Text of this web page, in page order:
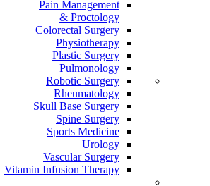
Pain Management
Proctology &
Colorectal Surgery
Physiotherapy
Plastic Surgery
Pulmonology
Robotic Surgery
Rheumatology
Skull Base Surgery
Spine Surgery
Sports Medicine
Urology
Vascular Surgery
Vitamin Infusion Therapy